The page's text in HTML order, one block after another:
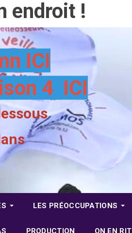
endroit !
ICI
4 ICI
LES PRÉOCCUPATIONS
PRODUCTION ON EN RIT